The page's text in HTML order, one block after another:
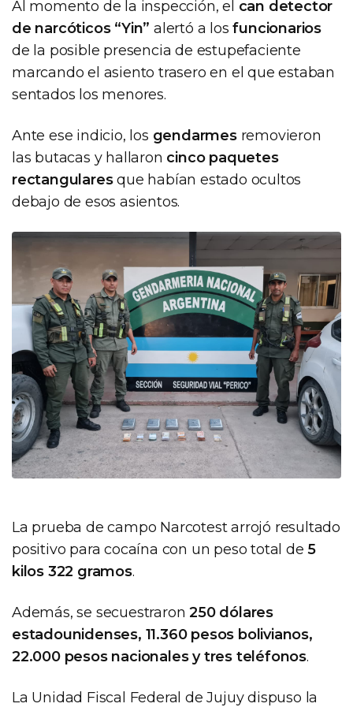
Al momento de la inspección, el can detector
de narcóticos “Yin” alertó a losfuncionarios
de la posible presencia de estupefaciente
marcando el asiento trasero en el que estaban
sentados los menores.
Ante ese indicio, los gendarmesremovieron
las butacas y hallaron cinco paquetes
rectangularesque habían estado ocultos
debajo de esos asientos.
La prueba de campo Narcotest arrojó resultado
positivo para cocaína con un peso total de5
kilos 322 gramos.
Además, se secuestraron250 dólares
estadounidenses, 11.360 pesos bolivianos,
22.000 pesos nacionales y tres teléfonos.
La Unidad Fiscal Federal de Jujuy dispuso la